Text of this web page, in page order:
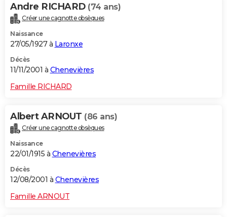
Andre RICHARD (74 ans)
Créer une cagnotte obsèques
Naissance
27/05/1927 à Laronxe
Décès
11/11/2001 à Chenevières
Famille RICHARD
Albert ARNOUT (86 ans)
Créer une cagnotte obsèques
Naissance
22/01/1915 à Chenevières
Décès
12/08/2001 à Chenevières
Famille ARNOUT